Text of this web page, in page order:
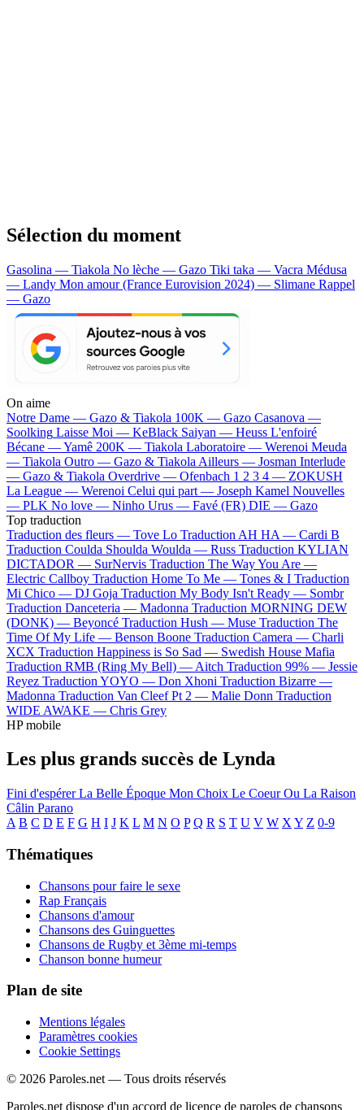
Sélection du moment
Gasolina — Tiakola No lèche — Gazo Tiki taka — Vacra Médusa
— Landy Mon amour (France Eurovision 2024) — Slimane Rappel
— Gazo
On aime
Notre Dame — Gazo & Tiakola 100K — Gazo Casanova —
Soolking Laisse Moi — KeBlack Saiyan — Heuss L'enfoiré
Bécane —Yamê 200K — Tiakola Laboratoire — Werenoi Meuda
— Tiakola Outro — Gazo & Tiakola Ailleurs — Josman Interlude
— Gazo & Tiakola Overdrive — Ofenbach 1 2 3 4 — ZOKUSH
La League — Werenoi Celui qui part — Joseph Kamel Nouvelles
— PLK No love — Ninho Urus — Favé (FR) DIE — Gazo
Top traduction
Traduction des fleurs — Tove Lo Traduction AH HA — Cardi B
Traduction Coulda Shoulda Woulda — Russ Traduction KYLIAN
DICTADOR — SurNervis Traduction The Way You Are —
Electric Callboy Traduction Home To Me — Tones & I Traduction
Mi Chico — DJ Goja Traduction My Body Isn't Ready — Sombr
Traduction Danceteria — Madonna Traduction MORNING DEW
(DONK) — Beyoncé Traduction Hush — Muse Traduction The
Time Of My Life — Benson Boone Traduction Camera — Charli
XCX Traduction Happiness is So Sad — Swedish House Mafia
Traduction RMB (Ring My Bell) — Aitch Traduction 99% — Jessie
Reyez Traduction YOYO — Don Xhoni Traduction Bizarre —
Madonna Traduction Van Cleef Pt 2 — Malie Donn Traduction
WIDE AWAKE — Chris Grey
HP mobile
Les plus grands succès de Lynda
Fini d'espérerLa Belle Époque Mon Choix Le Coeur Ou La Raison
Câlin Parano
A B C D E F G H I J K L M N O P Q R S T U V W X Y Z 0-9
Thématiques
Chansons pour faire le sexe
Rap Français
Chansons d'amour
Chansons des Guinguettes
Chansons de Rugby et 3ème mi-temps
Chanson bonne humeur
Plan de site
Mentions légales
Paramètres cookies
Cookie Settings
© 2026 Paroles.net — Tous droits réservés
Paroles.net dispose d'un accord de licence de paroles de chansons